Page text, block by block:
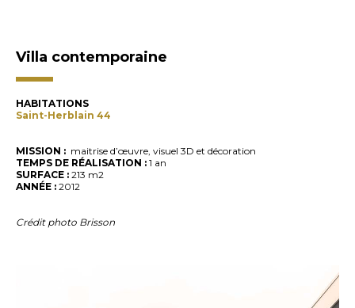
Villa contemporaine
HABITATIONS
Saint-Herblain 44
MISSION : maitrise d’œuvre, visuel 3D et décoration
TEMPS DE RÉALISATION : 1 an
SURFACE : 213 m2
ANNÉE : 2012
Crédit photo Brisson